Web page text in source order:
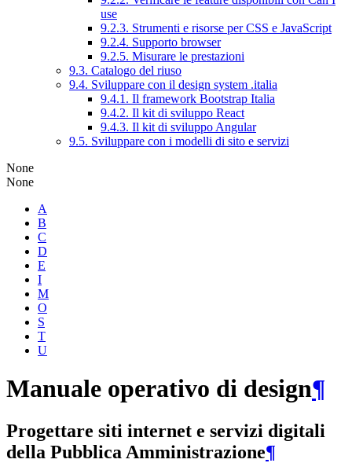
use
9.2.3. Strumenti e risorse per CSS e JavaScript
9.2.4. Supporto browser
9.2.5. Misurare le prestazioni
9.3. Catalogo del riuso
9.4. Sviluppare con il design system .italia
9.4.1. Il framework Bootstrap Italia
9.4.2. Il kit di sviluppo React
9.4.3. Il kit di sviluppo Angular
9.5. Sviluppare con i modelli di sito e servizi
None
None
A
B
C
D
E
I
M
O
S
T
U
Manuale operativo di design¶
Progettare siti internet e servizi digitali
della Pubblica Amministrazione¶